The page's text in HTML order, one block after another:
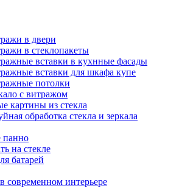
в двери
в стеклопакеты
вставки в кухнные фасады
вставки для шкафа купе
потолки
с витражом
картины из стекла
обработка стекла и зеркала
панно
на стекле
батарей
современном интерьере